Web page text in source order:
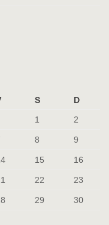
S
D
1
2
8 9
15 16
22 23
29 30